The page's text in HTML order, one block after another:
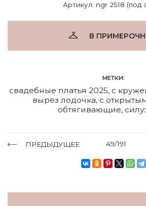
Артикул: ngr 2518 (под
В
МЕТКИ:
свадебные платья 2025, с
вырез лодочка, с
обтягивающие,
ПРЕДЫДУЩЕЕ 49/191